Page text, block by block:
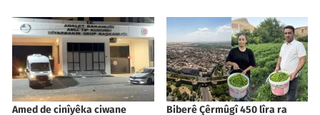
Amed de cinîyêka ciwane
Biberê Çêrmûgî 450 lîra ra